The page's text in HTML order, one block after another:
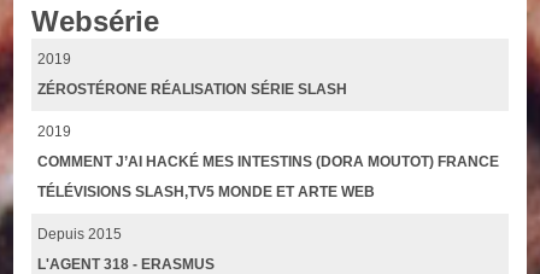
Websérie
2019
ZÉROSTÉRONE RÉALISATION SÉRIE SLASH
2019
COMMENT J’AI HACKÉ MES INTESTINS (DORA MOUTOT) FRANCE
TÉLÉVISIONS SLASH,TV5 MONDE ET ARTE WEB
Depuis 2015
L'AGENT 318 - ERASMUS